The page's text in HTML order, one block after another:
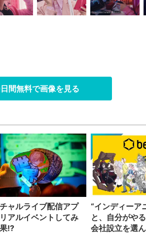
間無料で画像を見る
ャルライブ配信アプ
アルイベントしてみ
!?
“インディーア
と、自分がや
会社設立を選